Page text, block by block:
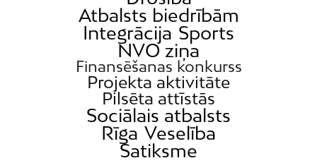
Atbalsts biedrībām
Integrācija Sports
NVO ziņa
Finansēšanas konkurss
Projekta aktivitāte
Pilsēta attīstās
Sociālais atbalsts
Rīga Veselība
Satiksme